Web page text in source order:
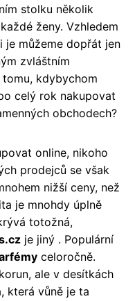
stolku několik
ženy. Vzhledem
je můžeme dopřát jen
zvláštním
kdybychom
celý rok nakupovat
obchodech?
online, nikoho
prodejců se však
nižší ceny, než
je mnohdy úplně
totožná,
je jiný . Populární
celoročně.
ale v desítkách
která vůně je ta